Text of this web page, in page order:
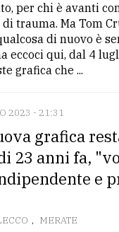
per chi è avanti
trauma. Ma Tom
di nuovo è
eccoci qui, dal 4
grafica che ...
2023 - 21:31
grafica
23 anni fa,
e
, MERATE